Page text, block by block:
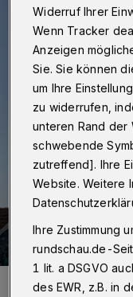
Symbolbild.
Widerruf Ihrer
Wenn Tracker
Anzeigen
Sie. Sie können
um Ihre
zu widerrufen,
unteren Rand
schwebende
zutreffend]. Ihre
Website. Weitere
Ihre Zustimmung
rundschau.de-
1 lit. a DSGVO
des EWR, z.B. in